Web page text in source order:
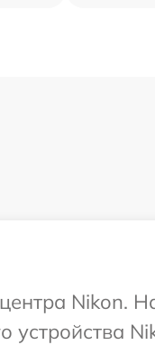
центра Nikon.
устройства